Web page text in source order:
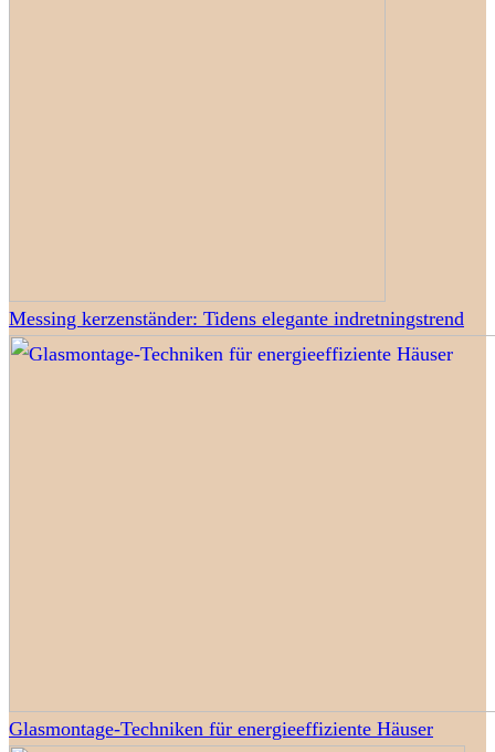
Messing kerzenständer: Tidens elegante indretningstrend
Glasmontage-Techniken für energieeffiziente Häuser